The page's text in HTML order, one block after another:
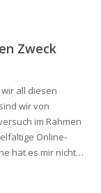
Zweck
all diesen
wir von
im Rahmen
Online-
hat es mir nicht…